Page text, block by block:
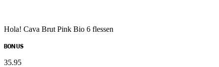
Hola! Cava Brut Pink Bio 6 flessen
BONUS
35.95